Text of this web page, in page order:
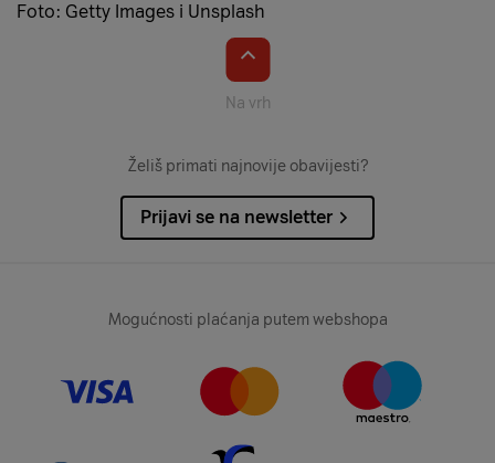
Foto: Getty Images i Unsplash
Na vrh
Želiš primati najnovije obavijesti?
Prijavi se na newsletter
Mogućnosti plaćanja putem webshopa